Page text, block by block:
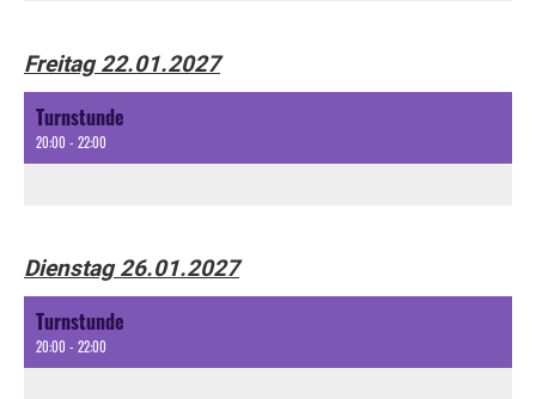
Freitag 22.01.2027
Turnstunde
20:00 - 22:00
Dienstag 26.01.2027
Turnstunde
20:00 - 22:00